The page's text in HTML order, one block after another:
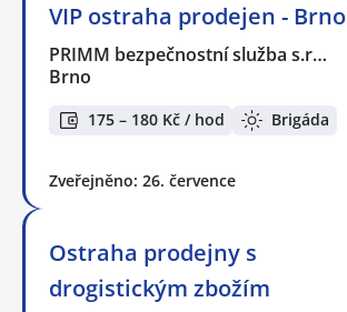
VIP ostraha prodejen - Brno
PRIMM bezpečnostní služba s.r…
Brno
175 – 180 Kč / hod Brigáda
Zveřejněno: 26. července
Ostraha prodejny s
drogistickým zbožím